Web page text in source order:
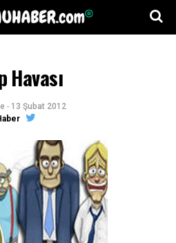
Havası
- 13 Şubat 2012